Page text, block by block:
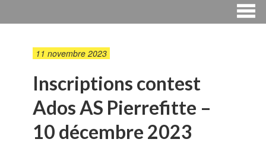
11 novembre 2023
Inscriptions contest
Ados AS Pierrefitte –
10 décembre 2023